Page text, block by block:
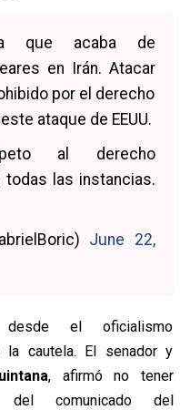
que acaba de
en Irán. Atacar
por el derecho
ataque de EEUU.
al derecho
todas las instancias.
June 22,
el oficialismo
la cautela. El senador y
, afirmó no tener
del comunicado del